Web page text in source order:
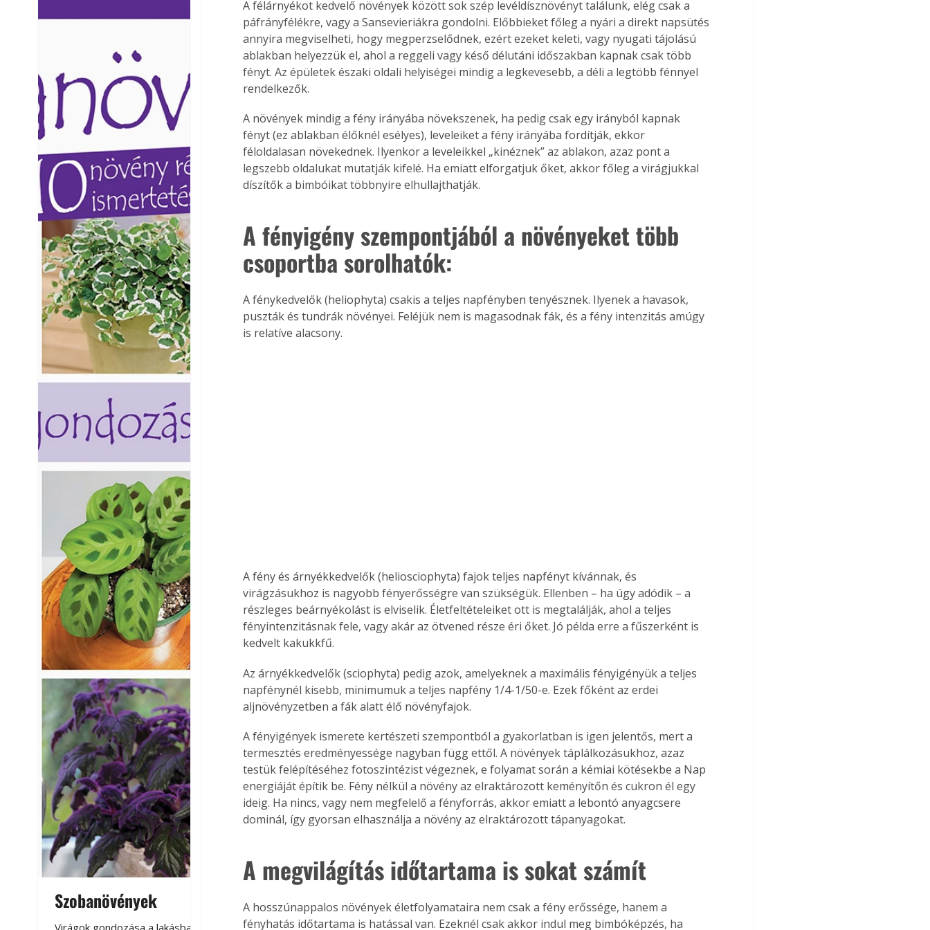
Ezermester lapszámai. A
Laptapir kényelmes megoldás,
mert: – t
Szobanövények
Virágoskert: kertben,
teraszon, lakásban
Gyógyító növények: a
természet kincsei az
A félárnyékot kedvelő növények között sok szép levéldísznövényt találunk, elég csak a
páfrányfélékre, vagy a Sansevieriákra gondolni. Előbbieket főleg a nyári a direkt napsütés
annyira megviselheti, hogy megperzselődnek, ezért ezeket keleti, vagy nyugati tájolású
ablakban helyezzük el, ahol a reggeli vagy késő délutáni időszakban kapnak csak több
fényt. Az épületek északi oldali helyiségei mindig a legkevesebb, a déli a legtöbb fénnyel
rendelkezők.
A növények mindig a fény irányába növekszenek, ha pedig csak egy irányból kapnak
fényt (ez ablakban élőknél esélyes), leveleiket a fény irányába fordítják, ekkor
féloldalasan növekednek. Ilyenkor a leveleikkel „kinéznek” az ablakon, azaz pont a
legszebb oldalukat mutatják kifelé. Ha emiatt elforgatjuk őket, akkor főleg a virágjukkal
díszítők a bimbóikat többnyire elhullajthatják.
A fényigény szempontjából a növényeket több
csoportba sorolhatók:
A fénykedvelők (heliophyta) csakis a teljes napfényben tenyésznek. Ilyenek a havasok,
puszták és tundrák növényei. Feléjük nem is magasodnak fák, és a fény intenzitás amúgy
is relatíve alacsony.
A fény és árnyékkedvelők (heliosciophyta) fajok teljes napfényt kívánnak, és
virágzásukhoz is nagyobb fényerősségre van szükségük. Ellenben – ha úgy adódik – a
részleges beárnyékolást is elviselik. Életfeltételeiket ott is megtalálják, ahol a teljes
fényintenzitásnak fele, vagy akár az ötvened része éri őket. Jó példa erre a fűszerként is
kedvelt kakukkfű.
Az árnyékkedvelők (sciophyta) pedig azok, amelyeknek a maximális fényigényük a teljes
napfénynél kisebb, minimumuk a teljes napfény 1/4-1/50-e. Ezek főként az erdei
aljnövényzetben a fák alatt élő növényfajok.
A fényigények ismerete kertészeti szempontból a gyakorlatban is igen jelentős, mert a
termesztés eredményessége nagyban függ ettől. A növények táplálkozásukhoz, azaz
testük felépítéséhez fotoszintézist végeznek, e folyamat során a kémiai kötésekbe a Nap
energiáját építik be. Fény nélkül a növény az elraktározott keményítőn és cukron él egy
ideig. Ha nincs, vagy nem megfelelő a fényforrás, akkor emiatt a lebontó anyagcsere
dominál, így gyorsan elhasználja a növény az elraktározott tápanyagokat.
A megvilágítás időtartama is sokat számít
A hosszúnappalos növények életfolyamataira nem csak a fény erőssége, hanem a
fényhatás időtartama is hatással van. Ezeknél csak akkor indul meg bimbóképzés, ha